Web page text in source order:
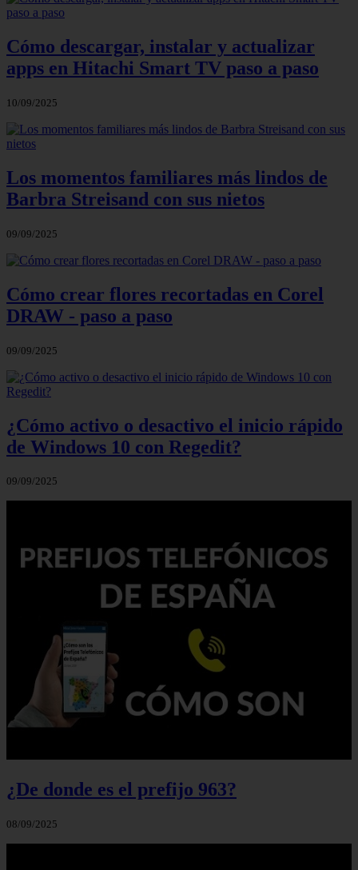
Cómo descargar, instalar y actualizar
apps en Hitachi Smart TV paso a paso
10/09/2025
Los momentos familiares más lindos de
Barbra Streisand con sus nietos
09/09/2025
Cómo crear flores recortadas en Corel
DRAW - paso a paso
09/09/2025
¿Cómo activo o desactivo el inicio rápido
de Windows 10 con Regedit?
09/09/2025
¿De donde es el prefijo 963?
08/09/2025